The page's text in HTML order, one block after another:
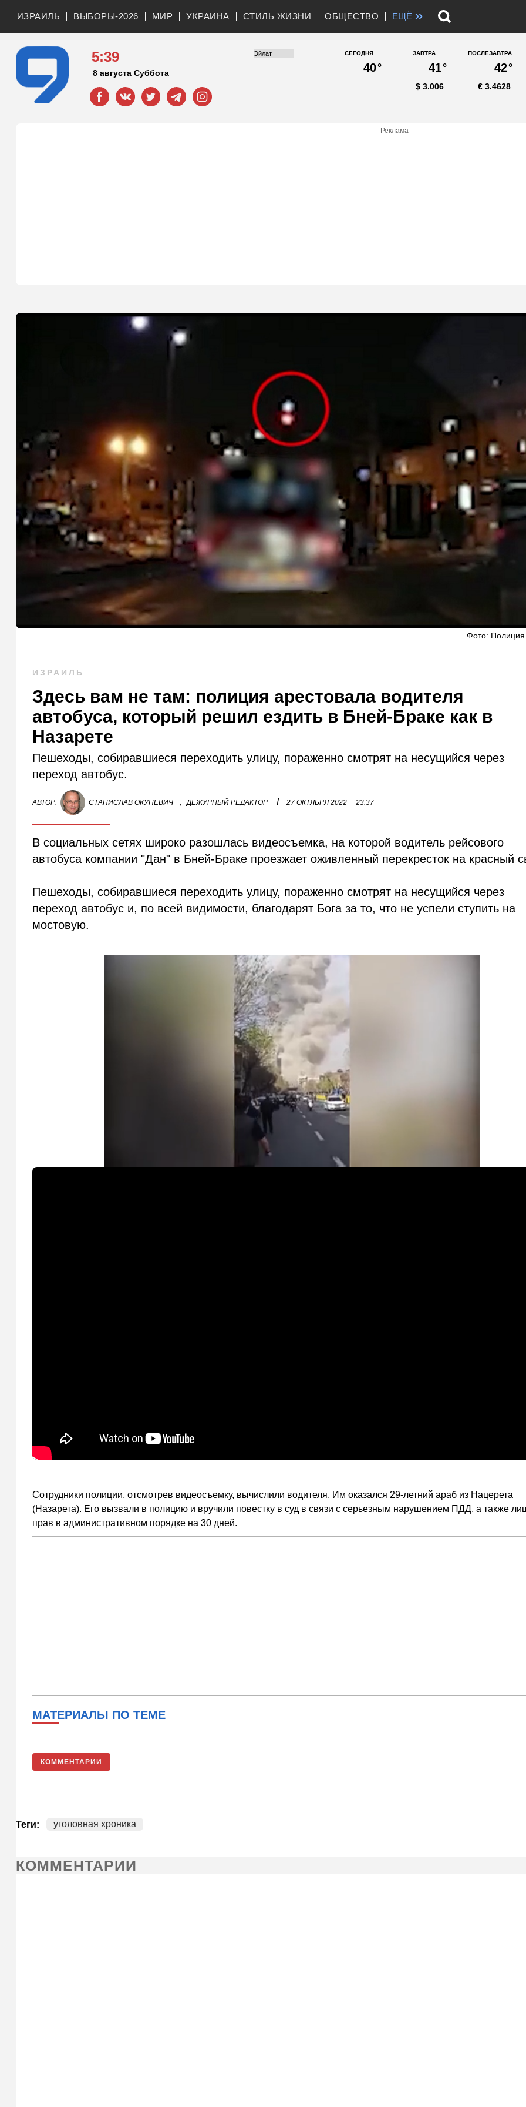
ИЗРАИЛЬ ВЫБОРЫ-2026 МИР УКРАИНА СТИЛЬ ЖИЗНИ ОБЩЕСТВО ЕЩЁ »
5:39
8 августа Суббота
СЕГОДНЯ
40°
ЗАВТРА
41°
ПОСЛЕЗАВТРА
42°
3.006
$ 3.4628
€
Реклама
Фото: Полиция
ИЗРАИЛЬ
Здесь вам не там: полиция арестовала водителя
автобуса, который решил ездить в Бней-Браке как в
Назарете
Пешеходы, собиравшиеся переходить улицу, пораженно смотрят на несущийся через
переход автобус.
АВТОР: СТАНИСЛАВ ОКУНЕВИЧ , ДЕЖУРНЫЙ РЕДАКТОР I 27 ОКТЯБРЯ 2022 23:37
В социальных сетях широко разошлась видеосъемка, на которой водитель рейсового
автобуса компании "Дан" в Бней-Браке проезжает оживленный перекресток на красный
Пешеходы, собиравшиеся переходить улицу, пораженно смотрят на несущийся через
переход автобус и, по всей видимости, благодарят Бога за то, что не успели ступить на
мостовую.
Сотрудники полиции, отсмотрев видеосъемку, вычислили водителя. Им оказался 29-летний араб из Нацерета
(Назарета). Его вызвали в полицию и вручили повестку в суд в связи с серьезным нарушением ПДД, а также
прав в административном порядке на 30 дней.
МАТЕРИАЛЫ ПО ТЕМЕ
КОММЕНТАРИИ
Теги: уголовная хроника
КОММЕНТАРИИ